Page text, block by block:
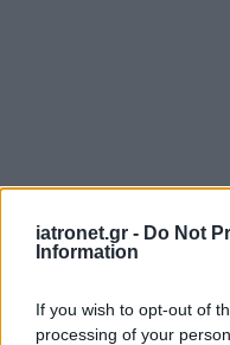
iatronet.gr - Do Not
Information
If you wish to opt-out of
processing of your